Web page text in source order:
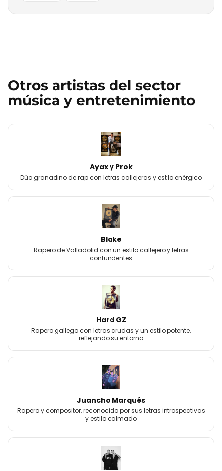
Otros artistas del sector
música y entretenimiento
Ayax y Prok
Dúo granadino de rap con letras callejeras y estilo enérgico
Blake
Rapero de Valladolid con un estilo callejero y letras
contundentes
Hard GZ
Rapero gallego con letras crudas y un estilo potente,
reflejando su entorno
Juancho Marqués
Rapero y compositor, reconocido por sus letras introspectivas
y estilo calmado